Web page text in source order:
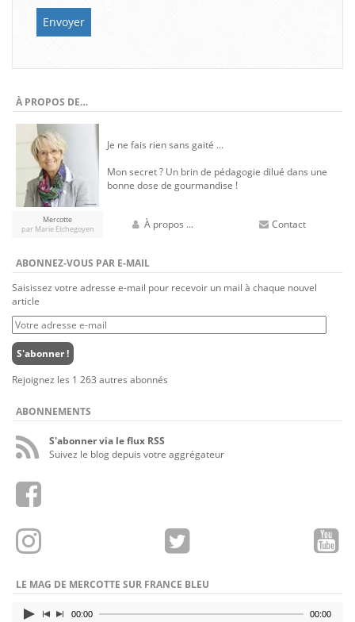
À PROPOS DE…
Je ne fais rien sans gaité ...
Mon secret ? Un brin de pédagogie dilué dans une
bonne dose de gourmandise !
Mercotte
par Marie Etchegoyen
À propos ... Contact
ABONNEZ-VOUS PAR E-MAIL
Saisissez votre adresse e-mail pour recevoir un mail à chaque nouvel
article
Votre
adresse
e-
mail
S'abonner !
Rejoignez les 1 263 autres abonnés
ABONNEMENTS
S'abonner via le flux RSS
Suivez le blog depuis votre aggrégateur
LE MAG DE MERCOTTE SUR FRANCE BLEU
00:00 00:00